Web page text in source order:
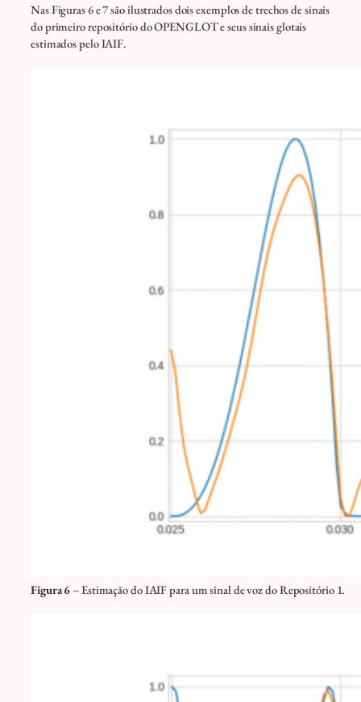
Nas Figuras 6 e 7 são ilustrados dois exemplos de trechos de sinais
do primeiro repositório do OPENGLOT e seus sinais glotais
estimados pelo IAIF.
Figura 6 – Estimação do IAIF para um sinal de voz do Repositório 1.